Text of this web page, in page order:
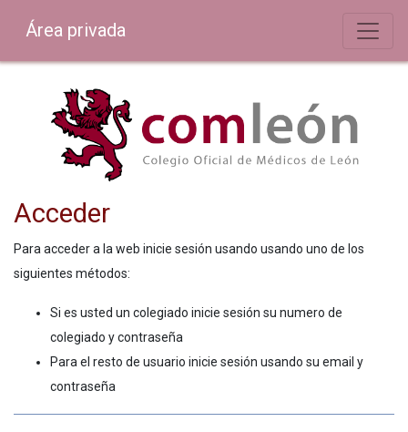
Área privada
Acceder
Para acceder a la web inicie sesión usando usando uno de los
siguientes métodos:
Si es usted un colegiado inicie sesión su numero de
colegiado y contraseña
Para el resto de usuario inicie sesión usando su email y
contraseña